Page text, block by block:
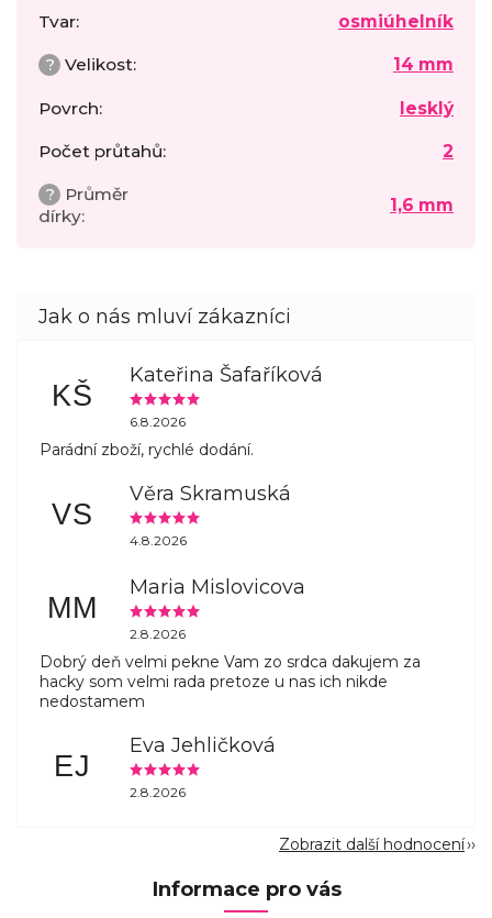
Tvar: osmiúhelník
? Velikost: 14 mm
Povrch: lesklý
Počet průtahů: 2
?
Průměr
dírky:
1,6 mm
KŠ
Kateřina Šafaříková
6.8.2026
Parádní zboží, rychlé dodání.
VS
Věra Skramuská
4.8.2026
MM
Maria Mislovicova
2.8.2026
Dobrý deň velmi pekne Vam zo srdca dakujem za
hacky som velmi rada pretoze u nas ich nikde
nedostamem
EJ
Eva Jehličková
2.8.2026
Zobrazit další hodnocení
Informace pro vás